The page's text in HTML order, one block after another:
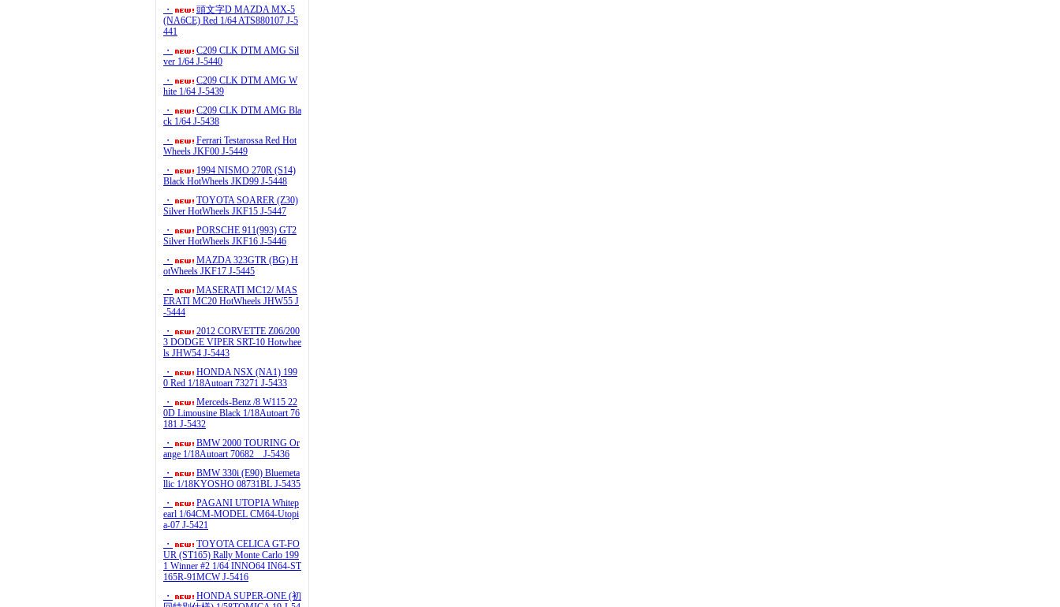
・
頭文字D MAZDA MX-5
(NA6CE) Red 1/64 ATS880107 J-5
441
・
C209 CLK DTM AMG Sil
ver 1/64 J-5440
・
C209 CLK DTM AMG W
hite 1/64 J-5439
・
C209 CLK DTM AMG Bla
ck 1/64 J-5438
・
Ferrari Testarossa Red Hot
Wheels JKF00 J-5449
・
1994 NISMO 270R (S14)
Black HotWheels JKD99 J-5448
・
TOYOTA SOARER (Z30)
Silver HotWheels JKF15 J-5447
・
PORSCHE 911(993) GT2
Silver HotWheels JKF16 J-5446
・
MAZDA 323GTR (BG) H
otWheels JKF17 J-5445
・
MASERATI MC12/ MAS
ERATI MC20 HotWheels JHW55 J
-5444
・
2012 CORVETTE Z06/200
3 DODGE VIPER SRT-10 Hotwhee
ls JHW54 J-5443
・
HONDA NSX (NA1) 199
0 Red 1/18Autoart 73271 J-5433
・
Merceds-Benz /8 W115 22
0D Limousine Black 1/18Autoart 76
181 J-5432
・
BMW 2000 TOURING Or
ange 1/18Autoart 70682 J-5436
・
BMW 330i (E90) Bluemeta
llic 1/18KYOSHO 08731BL J-5435
・
PAGANI UTOPIA Whitep
earl 1/64CM-MODEL CM64-Utopi
a-07 J-5421
・
TOYOTA CELICA GT-FO
UR (ST165) Rally Monte Carlo 199
1 Winner #2 1/64 INNO64 IN64-ST
165R-91MCW J-5416
・
HONDA SUPER-ONE (初